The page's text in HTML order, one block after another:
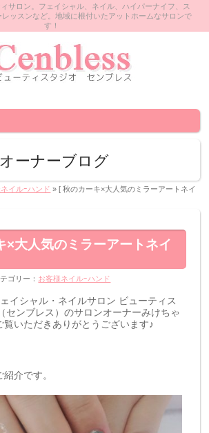
サロン。フェイシャル、ネイル、ハイパーナイフ、ス
ッスンなど。地域に根付いたアットホームなサロンで
す！
ーナーブログ
イルｰハンド » [ 秋のカーキ×大人気のミラーアートネイ
×大人気のミラーアートネイ
ゴリー： お客様ネイルｰハンド
イシャル・ネイルサロン ビューティス
センブレス）のサロンオーナーみけちゃ
覧いただきありがとうございます♪
介です。